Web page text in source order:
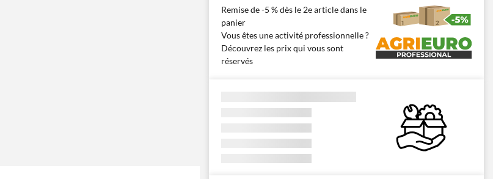
Remise de -5 % dès le 2e article dans le
panier
Vous êtes une activité professionnelle ?
Découvrez les prix qui vous sont
réservés